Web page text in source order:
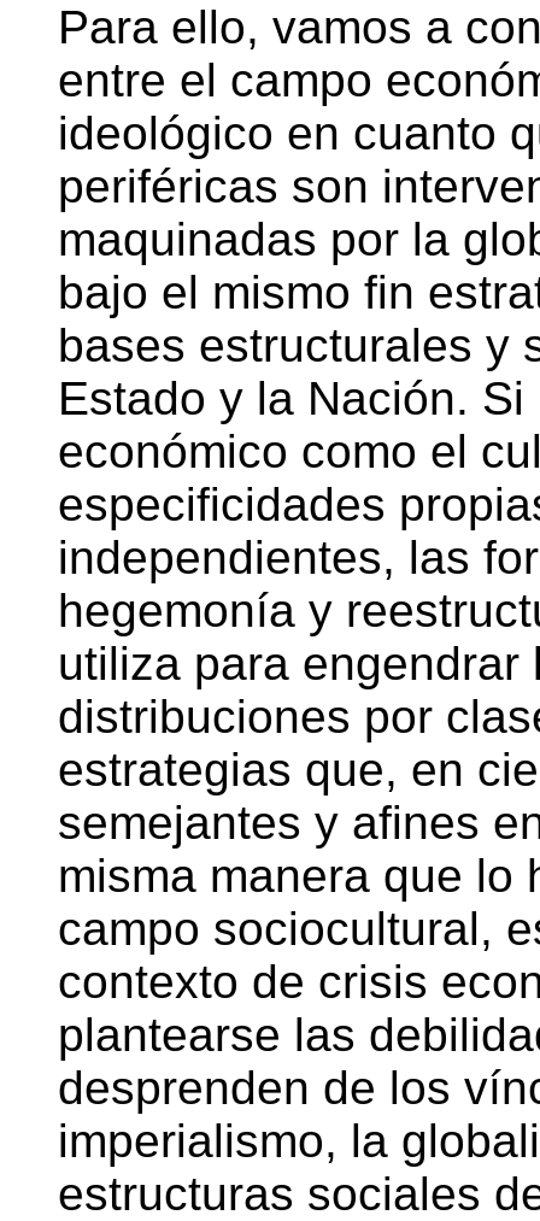
Para ello, vamos a
entre el campo
ideológico en cuanto
periféricas son
maquinadas por la
bajo el mismo fin
bases estructurales y
Estado y la Nación.
económico como el
especificidades
independientes, las
hegemonía y
utiliza para engendrar
distribuciones por
estrategias que, en
semejantes y afines
misma manera que lo
campo sociocultural,
contexto de crisis
plantearse las
desprenden de los
imperialismo, la
estructuras sociales